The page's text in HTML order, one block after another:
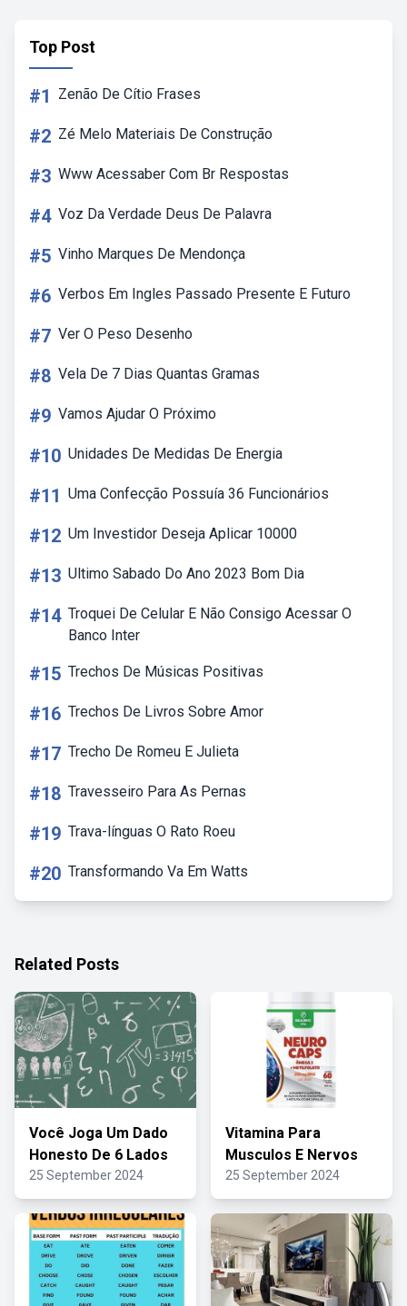
Top Post
#1 Zenão De Cítio Frases
#2 Zé Melo Materiais De Construção
#3 Www Acessaber Com Br Respostas
#4 Voz Da Verdade Deus De Palavra
#5 Vinho Marques De Mendonça
#6 Verbos Em Ingles Passado Presente E Futuro
#7 Ver O Peso Desenho
#8 Vela De 7 Dias Quantas Gramas
#9 Vamos Ajudar O Próximo
#10 Unidades De Medidas De Energia
#11 Uma Confecção Possuía 36 Funcionários
#12 Um Investidor Deseja Aplicar 10000
#13 Ultimo Sabado Do Ano 2023 Bom Dia
#14 Troquei De Celular E Não Consigo Acessar O
Banco Inter
#15 Trechos De Músicas Positivas
#16 Trechos De Livros Sobre Amor
#17 Trecho De Romeu E Julieta
#18 Travesseiro Para As Pernas
#19 Trava-línguas O Rato Roeu
#20 Transformando Va Em Watts
Related Posts
Você Joga Um Dado
Honesto De 6 Lados
25 September 2024
Vitamina Para
Musculos E Nervos
25 September 2024